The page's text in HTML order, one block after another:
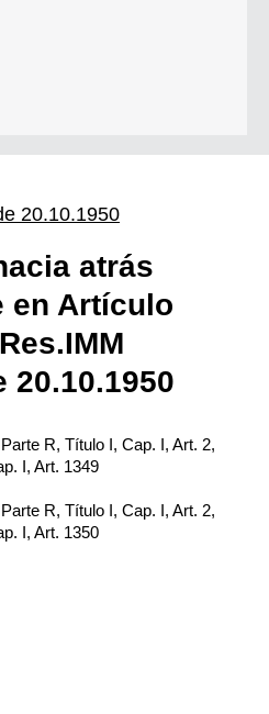
20.10.1950
atrás
en Artículo
20.10.1950
R, Título I, Cap. I, Art. 2,
I, Art. 1349
R, Título I, Cap. I, Art. 2,
I, Art. 1350